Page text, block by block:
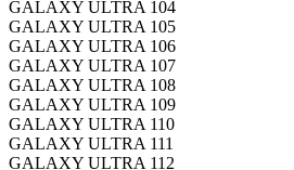
GALAXY ULTRA 104
GALAXY ULTRA 105
GALAXY ULTRA 106
GALAXY ULTRA 107
GALAXY ULTRA 108
GALAXY ULTRA 109
GALAXY ULTRA 110
GALAXY ULTRA 111
GALAXY ULTRA 112